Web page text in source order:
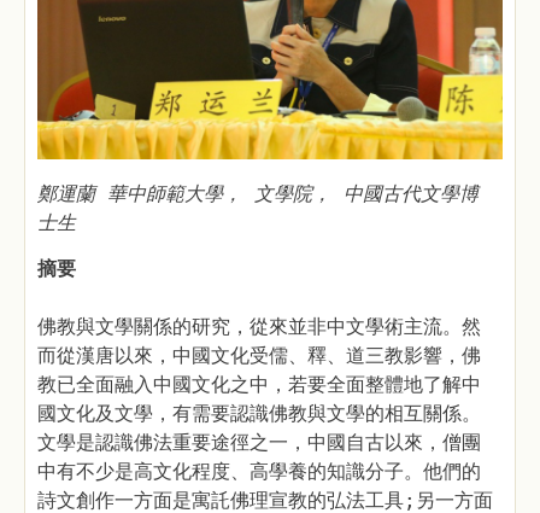
鄭運蘭 華中師範大學， 文學院， 中國古代文學博
士生
摘要
佛教與文學關係的研究，從來並非中文學術主流。然
而從漢唐以來，中國文化受儒、釋、道三教影響，佛
教已全面融入中國文化之中，若要全面整體地了解中
國文化及文學，有需要認識佛教與文學的相互關係。
文學是認識佛法重要途徑之一，中國自古以來，僧團
中有不少是高文化程度、高學養的知識分子。他們的
詩文創作一方面是寓託佛理宣教的弘法工具;另一方面